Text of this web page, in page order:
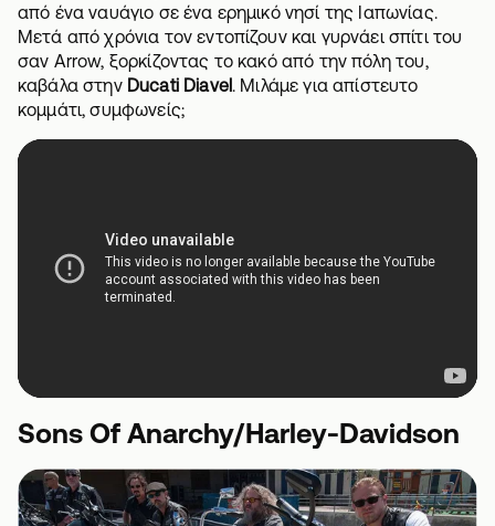
από ένα ναυάγιο σε ένα ερημικό νησί της Ιαπωνίας.
Μετά από χρόνια τον εντοπίζουν και γυρνάει σπίτι του
σαν Arrow, ξορκίζοντας το κακό από την πόλη του,
καβάλα στην Ducati Diavel . Μιλάμε για απίστευτο
κομμάτι, συμφωνείς;
Sons Of Anarchy/Harley-Davidson